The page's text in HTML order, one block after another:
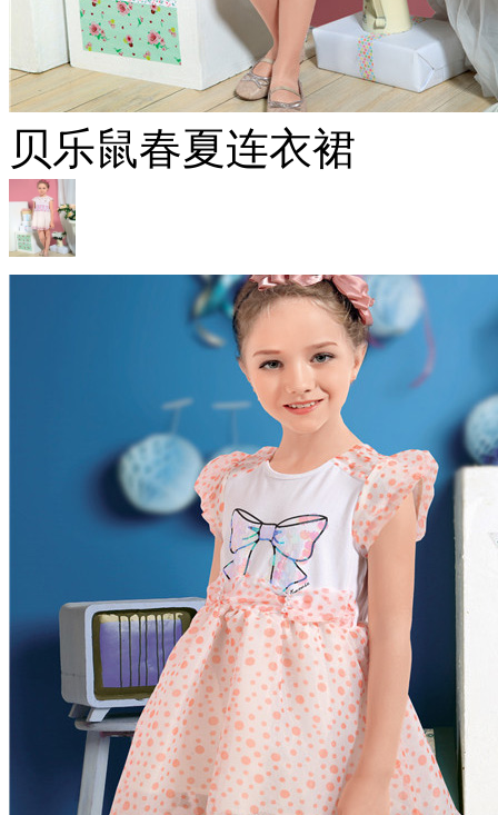
贝乐鼠春夏连衣裙